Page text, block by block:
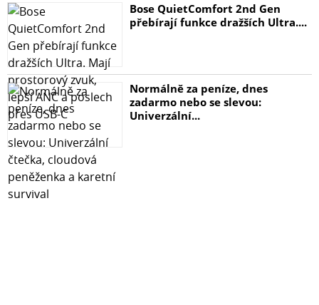
Bose QuietComfort 2nd Gen
přebírají funkce dražších Ultra....
Normálně za peníze, dnes
zadarmo nebo se slevou:
Univerzální...